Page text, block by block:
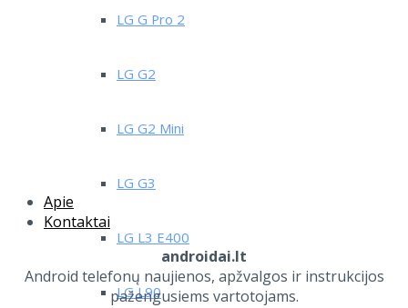
LG G Pro 2
LG G2
LG G2 Mini
LG G3
LG L3 E400
LG L90
Apie
Kontaktai
androidai.lt
Android telefonų naujienos, apžvalgos ir instrukcijos
pažengusiems vartotojams.